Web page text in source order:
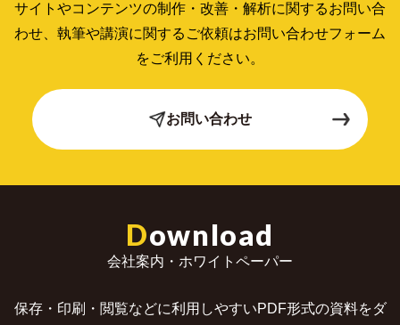
サイトやコンテンツの制作・改善・解析に関するお問い合
わせ、 執筆や講演に関するご依頼はお問い合わせフォーム
をご利用ください。
お問い合わせ
Download
会社案内・ホワイトペーパー
保存・印刷・閲覧などに利用しやすいPDF形式の資料をダ